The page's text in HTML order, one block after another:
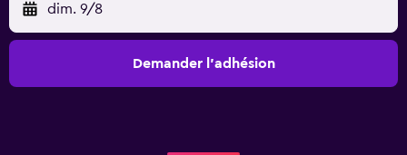
dim. 9/8
Demander l’adhésion